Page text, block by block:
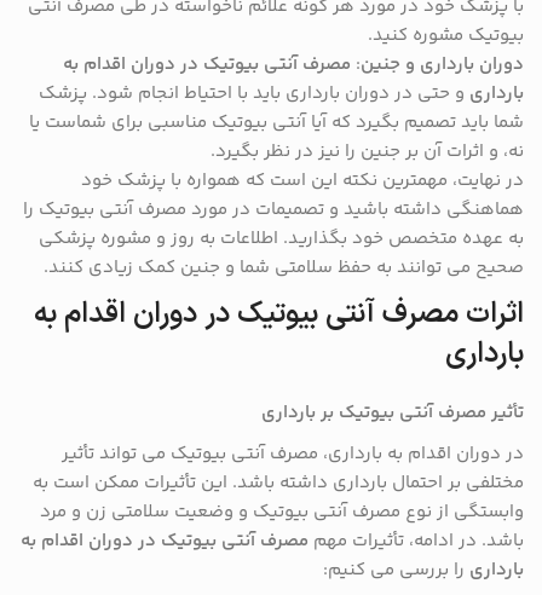
با پزشک خود در مورد هر گونه علائم ناخواسته در طی مصرف آنتی
بیوتیک مشوره کنید.
دوران بارداری و جنین: مصرف آنتی بیوتیک در دوران اقدام به
بارداری و حتی در دوران بارداری باید با احتیاط انجام شود. پزشک
شما باید تصمیم بگیرد که آیا آنتی بیوتیک مناسبی برای شماست یا
نه، و اثرات آن بر جنین را نیز در نظر بگیرد.
در نهایت، مهمترین نکته این است که همواره با پزشک خود
هماهنگی داشته باشید و تصمیمات در مورد مصرف آنتی بیوتیک را
به عهده متخصص خود بگذارید. اطلاعات به روز و مشوره پزشکی
صحیح می توانند به حفظ سلامتی شما و جنین کمک زیادی کنند.
اثرات مصرف آنتی بیوتیک در دوران اقدام به
بارداری
تأثیر مصرف آنتی بیوتیک بر بارداری
در دوران اقدام به بارداری، مصرف آنتی بیوتیک می تواند تأثیر
مختلفی بر احتمال بارداری داشته باشد. این تأثیرات ممکن است به
وابستگی از نوع مصرف آنتی بیوتیک و وضعیت سلامتی زن و مرد
باشد. در ادامه، تأثیرات مهم مصرف آنتی بیوتیک در دوران اقدام به
بارداری را بررسی می کنیم: